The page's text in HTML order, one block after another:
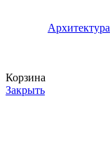
Архитектура
Корзина
Закрыть